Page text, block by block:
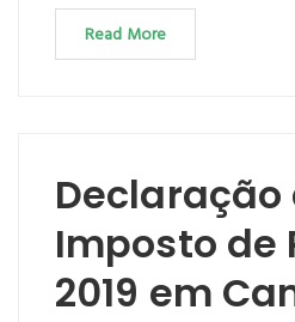
Read More
Declaração
Imposto de
2019 em